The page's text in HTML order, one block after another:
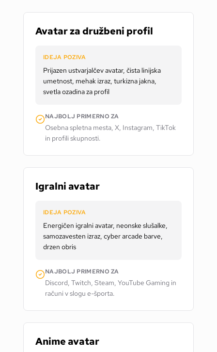
Avatar za družbeni profil
IDEJA POZIVA
Prijazen ustvarjalčev avatar, čista linijska
umetnost, mehak izraz, turkizna jakna,
svetla ozadina za profil
NAJBOLJ PRIMERNO ZA
Osebna spletna mesta, X, Instagram, TikTok
in profili skupnosti.
Igralni avatar
IDEJA POZIVA
Energičen igralni avatar, neonske slušalke,
samozavesten izraz, cyber arcade barve,
drzen obris
NAJBOLJ PRIMERNO ZA
Discord, Twitch, Steam, YouTube Gaming in
računi v slogu e-športa.
Anime avatar